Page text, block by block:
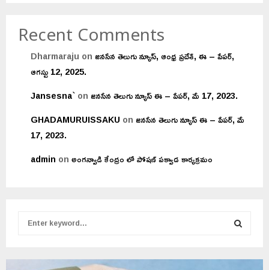
Recent Comments
Dharmaraju onజనసేన తెలుగు న్యూస్, ఆంధ్ర ప్రదేశ్, ఈ – పేపర్,
ఆగస్టు 12, 2025.
Jansesna`onజనసేన తెలుగు న్యూస్ ఈ – పేపర్, మే 17, 2023.
GHADAMURUISSAKU onజనసేన తెలుగు న్యూస్ ఈ – పేపర్, మే
17, 2023.
admin onఅంగన్వాడి కేంద్రం లో పోషణ్ పక్వాడ కార్యక్రమం
r